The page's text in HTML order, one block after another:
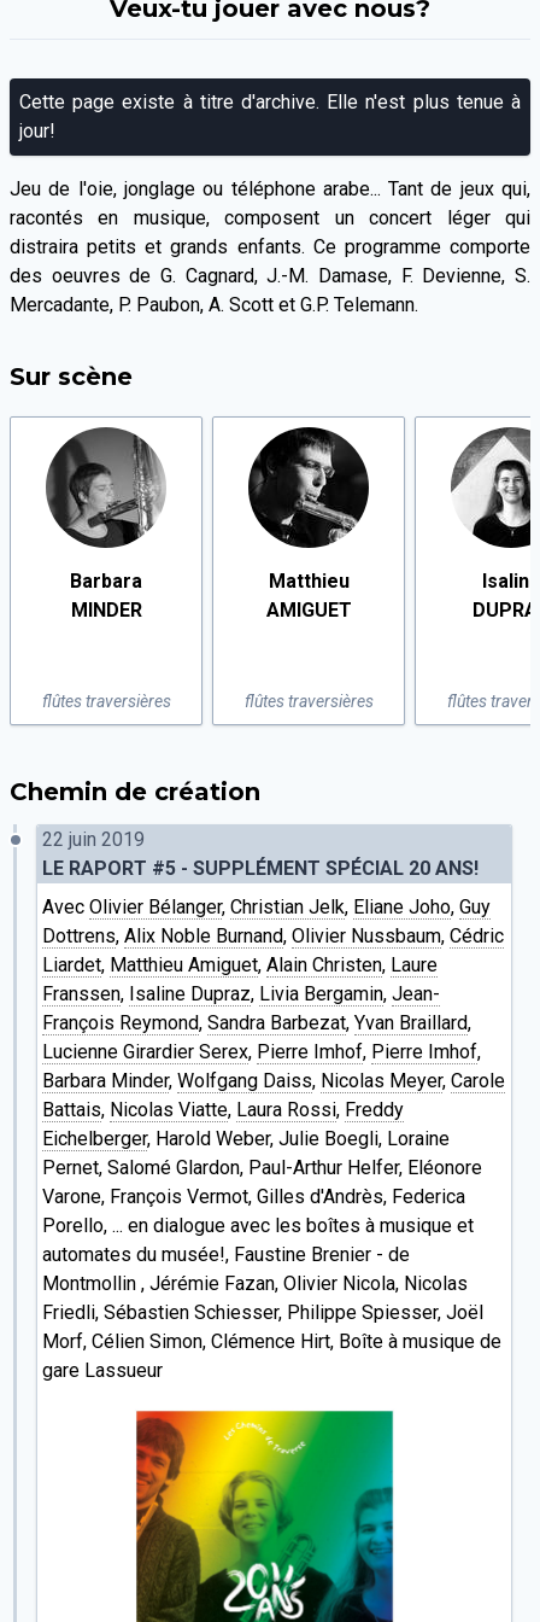
Veux-tu jouer avec nous?
Cette page existe à titre d'archive. Elle n'est plus tenue à
jour!
Jeu de l'oie, jonglage ou téléphone arabe... Tant de jeux qui,
racontés en musique, composent un concert léger qui
distraira petits et grands enfants. Ce programme comporte
des oeuvres de G. Cagnard, J.-M. Damase, F. Devienne, S.
Mercadante, P. Paubon, A. Scott et G.P. Telemann.
Sur scène
Barbara
MINDER
flûtes traversières
Matthieu
AMIGUET
flûtes traversières
Isaline
flûtes
Chemin de création
22 juin 2019
LE RAPORT #5 - SUPPLÉMENT SPÉCIAL 20 ANS!
Avec Olivier Bélanger, Christian Jelk, Eliane Joho, Guy
Dottrens, Alix Noble Burnand, Olivier Nussbaum, Cédric
Liardet, Matthieu Amiguet, Alain Christen, Laure
Franssen, Isaline Dupraz, Livia Bergamin, Jean-
François Reymond, Sandra Barbezat, Yvan Braillard,
Lucienne Girardier Serex, Pierre Imhof, Pierre Imhof,
Barbara Minder, Wolfgang Daiss, Nicolas Meyer, Carole
Battais, Nicolas Viatte, Laura Rossi, Freddy
Eichelberger, Harold Weber, Julie Boegli, Loraine
Pernet, Salomé Glardon, Paul-Arthur Helfer, Eléonore
Varone, François Vermot, Gilles d'Andrès, Federica
Porello, ... en dialogue avec les boîtes à musique et
automates du musée!, Faustine Brenier - de
Montmollin , Jérémie Fazan, Olivier Nicola, Nicolas
Friedli, Sébastien Schiesser, Philippe Spiesser, Joël
Morf, Célien Simon, Clémence Hirt, Boîte à musique de
gare Lassueur